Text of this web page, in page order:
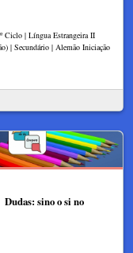
Ciclo | Língua Estrangeira II
| Secundário | Alemão Iniciação
Dudas: sino o si no